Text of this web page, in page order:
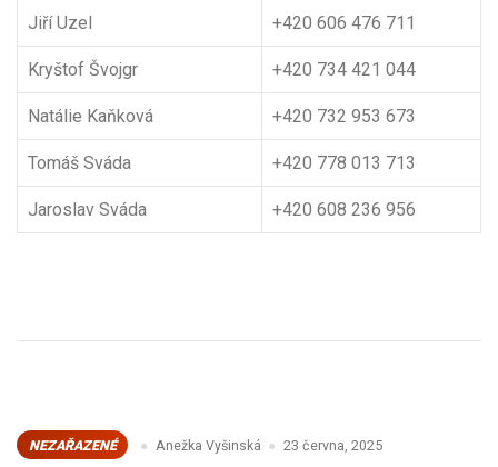
Jiří Uzel +420 606 476 711
Kryštof Švojgr +420 734 421 044
Natálie Kaňková +420 732 953 673
Tomáš Sváda +420 778 013 713
Jaroslav Sváda +420 608 236 956
NEZAŘAZENÉ Anežka Vyšinská 23 června, 2025